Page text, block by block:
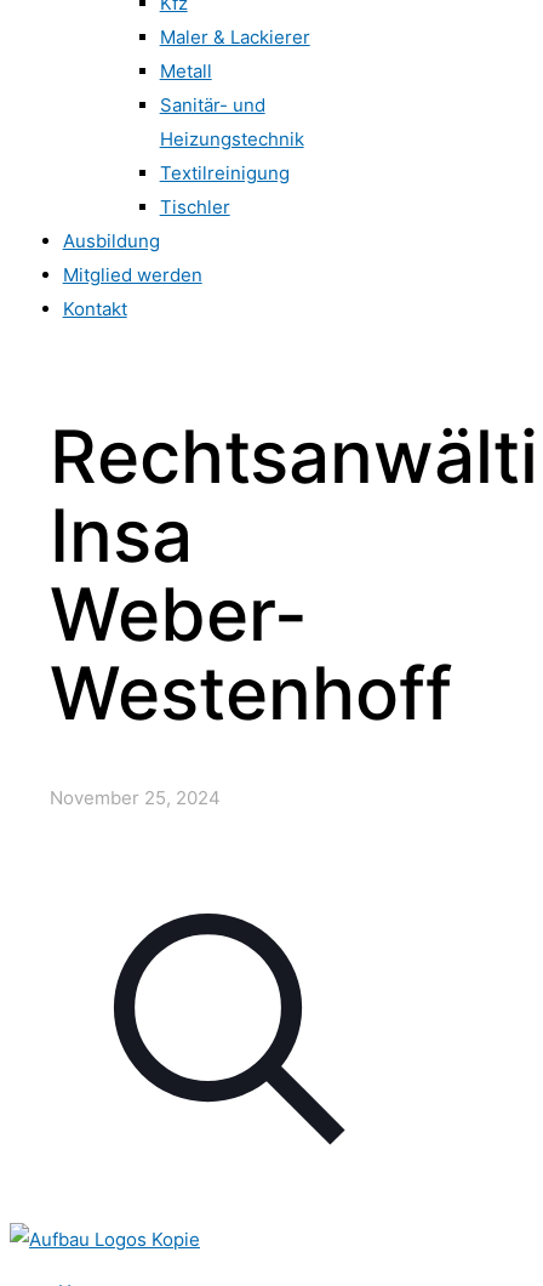
Maler & Lackierer
Metall
Sanitär- und
Heizungstechnik
Textilreinigung
Tischler
Ausbildung
Mitglied werden
Kontakt
Insa
Weber-
Westenhoff
November 25, 2024